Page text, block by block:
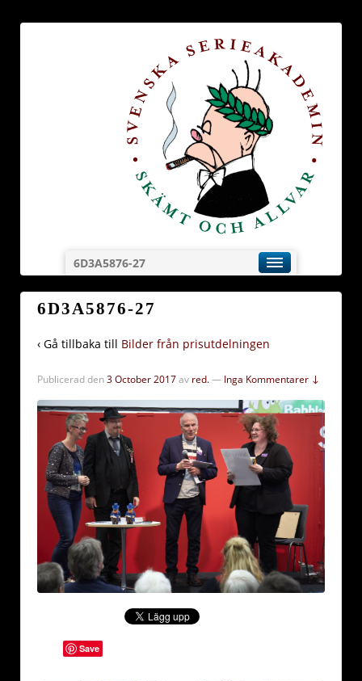
6D3A5876-27
6D3A5876-27
‹ Gå tillbaka till Bilder från prisutdelningen
Publicerad den3 October 2017av red.— Inga Kommentarer ↓
Save